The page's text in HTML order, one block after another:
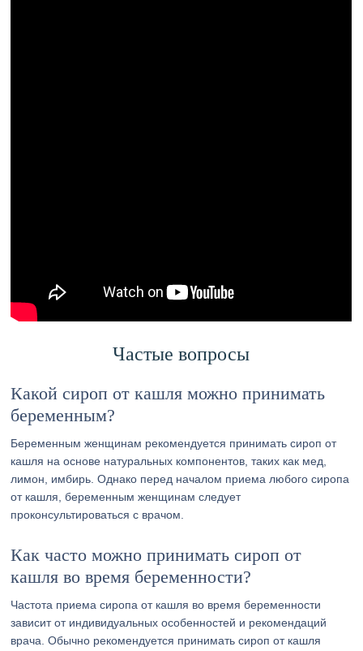
Частые вопросы
Какой сироп от кашля можно принимать
беременным?
Беременным женщинам рекомендуется принимать сироп от
кашля на основе натуральных компонентов, таких как мед,
лимон, имбирь. Однако перед началом приема любого сиропа
от кашля, беременным женщинам следует
проконсультироваться с врачом.
Как часто можно принимать сироп от
кашля во время беременности?
Частота приема сиропа от кашля во время беременности
зависит от индивидуальных особенностей и рекомендаций
врача. Обычно рекомендуется принимать сироп от кашля